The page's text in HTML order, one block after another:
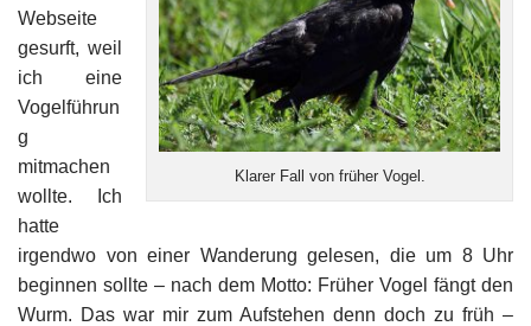
Klarer Fall von früher Vogel.
Webseite
gesurft, weil
ich eine
Vogelführun
g
mitmachen
wollte. Ich
hatte
irgendwo von einer Wanderung gelesen, die um 8 Uhr
beginnen sollte – nach dem Motto: Früher Vogel fängt den
Wurm. Das war mir zum Aufstehen denn doch zu früh ­–